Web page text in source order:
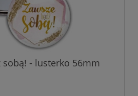
sobą! - lusterko 56mm